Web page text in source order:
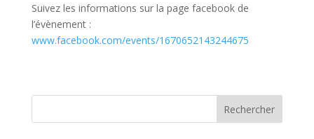
Suivez les informations sur la page facebook de
l’évènement :
www.facebook.com/events/1670652143244675​
Rechercher